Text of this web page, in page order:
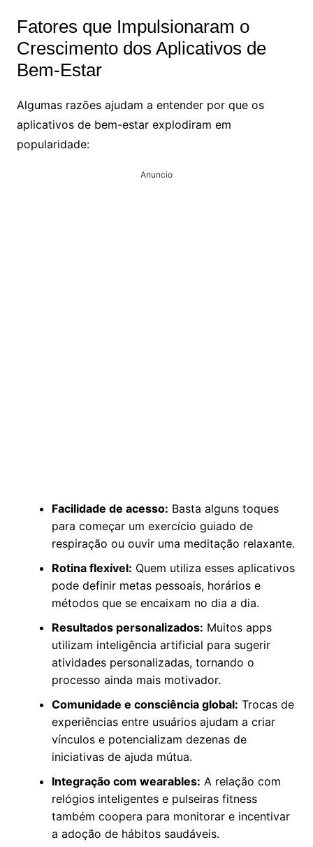
Fatores que Impulsionaram o
Crescimento dos Aplicativos de
Bem-Estar
Algumas razões ajudam a entender por que os
aplicativos de bem-estar explodiram em
popularidade:
Anuncio
Facilidade de acesso: Basta alguns toques
para começar um exercício guiado de
respiração ou ouvir uma meditação relaxante.
Rotina flexível: Quem utiliza esses aplicativos
pode definir metas pessoais, horários e
métodos que se encaixam no dia a dia.
Resultados personalizados: Muitos apps
utilizam inteligência artificial para sugerir
atividades personalizadas, tornando o
processo ainda mais motivador.
Comunidade e consciência global: Trocas de
experiências entre usuários ajudam a criar
vínculos e potencializam dezenas de
iniciativas de ajuda mútua.
Integração com wearables: A relação com
relógios inteligentes e pulseiras fitness
também coopera para monitorar e incentivar
a adoção de hábitos saudáveis.